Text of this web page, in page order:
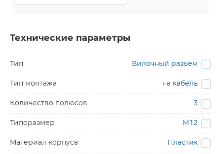
Технические параметры
Тип Вилочный разъем
Тип монтажа на кабель
Количество полюсов 3
Типоразмер M12
Материал корпуса Пластик